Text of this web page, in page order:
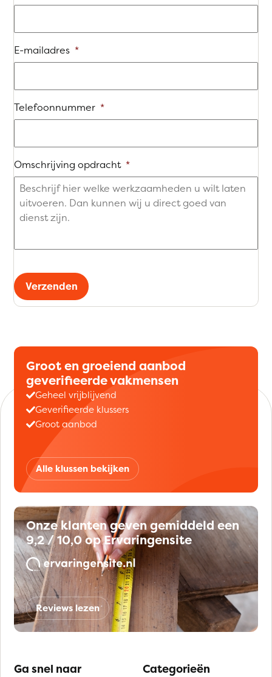
E-mailadres *
Telefoonnummer *
Omschrijving opdracht *
Verzenden
Groot en groeiend aanbod
geverifieerde vakmensen
Geheel vrijblijvend
Geverifieerde klussers
Groot aanbod
Alle klussen bekijken
Onze klanten geven gemiddeld een
9,2 / 10,0 op Ervaringensite
Reviews lezen
Ga snel naar Categorieën